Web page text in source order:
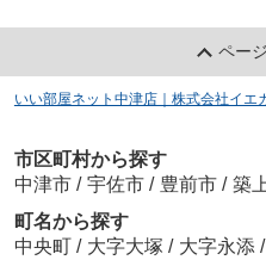
ペー
いい部屋ネット中津店｜株式会社イエ
市区町村から探す
中津市 / 宇佐市 / 豊前市 / 築
町名から探す
中央町 / 大字大塚 / 大字永添 /